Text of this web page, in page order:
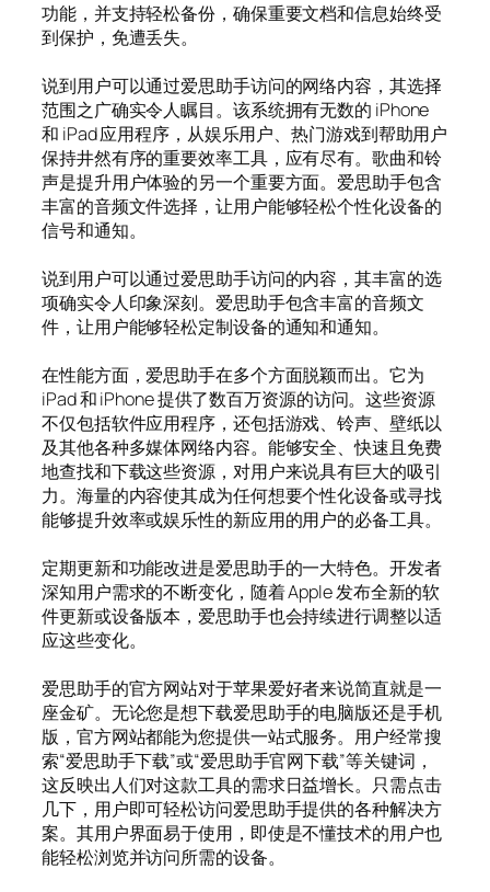
功能，并支持轻松备份，确保重要文档和信息始终受
到保护，免遭丢失。
说到用户可以通过爱思助手访问的网络内容，其选择
范围之广确实令人瞩目。该系统拥有无数的 iPhone
和 iPad 应用程序，从娱乐用户、热门游戏到帮助用户
保持井然有序的重要效率工具，应有尽有。歌曲和铃
声是提升用户体验的另一个重要方面。爱思助手包含
丰富的音频文件选择，让用户能够轻松个性化设备的
信号和通知。
说到用户可以通过爱思助手访问的内容，其丰富的选
项确实令人印象深刻。爱思助手包含丰富的音频文
件，让用户能够轻松定制设备的通知和通知。
在性能方面，爱思助手在多个方面脱颖而出。它为
iPad 和 iPhone 提供了数百万资源的访问。这些资源
不仅包括软件应用程序，还包括游戏、铃声、壁纸以
及其他各种多媒体网络内容。能够安全、快速且免费
地查找和下载这些资源，对用户来说具有巨大的吸引
力。海量的内容使其成为任何想要个性化设备或寻找
能够提升效率或娱乐性的新应用的用户的必备工具。
定期更新和功能改进是爱思助手的一大特色。开发者
深知用户需求的不断变化，随着 Apple 发布全新的软
件更新或设备版本，爱思助手也会持续进行调整以适
应这些变化。
爱思助手的官方网站对于苹果爱好者来说简直就是一
座金矿。无论您是想下载爱思助手的电脑版还是手机
版，官方网站都能为您提供一站式服务。用户经常搜
索“爱思助手下载”或“爱思助手官网下载”等关键词，
这反映出人们对这款工具的需求日益增长。只需点击
几下，用户即可轻松访问爱思助手提供的各种解决方
案。其用户界面易于使用，即使是不懂技术的用户也
能轻松浏览并访问所需的设备。